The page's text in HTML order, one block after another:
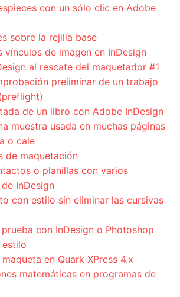
con un sólo clic en Adobe
sobre la rejilla base
vínculos de imagen en InDesign
al rescate del maquetador #1
preliminar de un trabajo
de un libro con Adobe InDesign
muestra usada en muchas páginas
o cale
de maquetación
o planillas con varios
InDesign
con estilo sin eliminar las cursivas
con InDesign o Photoshop
estilo
en Quark XPress 4.x
matemáticas en programas de